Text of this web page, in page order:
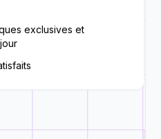
exclusives et